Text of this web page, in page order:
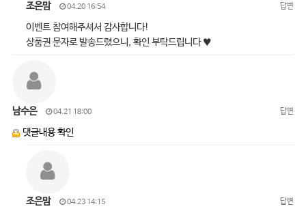
조은맘 04.20 16:54 답변
이벤트 참여해주셔서 감사합니다!
상품권 문자로 발송드렸으니, 확인 부탁드립니다 ♥
남수은 04.21 18:00 답변
댓글내용 확인
조은맘 04.23 14:15 답변